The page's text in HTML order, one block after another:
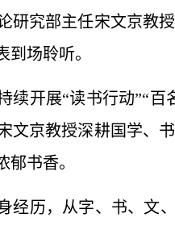
研究部主任宋文京教
场聆听。
续开展“读书行动”“
文京教授深耕国学、
书香。
经历， 从字、书、文